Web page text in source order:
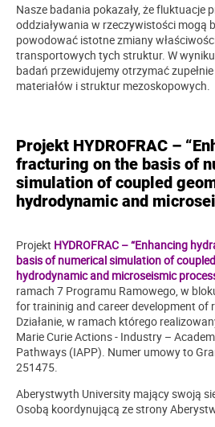
Nasze badania pokazały, że fluktuacje
oddziaływania w rzeczywistości mogą
powodować istotne zmiany
transportowych tych struktur. W
badań przewidujemy otrzymać
materiałów i struktur mezoskopowych.
Projekt HYDROFRAC –
fracturing on the basis of
simulation of coupled
hydrodynamic and
Projekt HYDROFRAC – “Enhancing
basis of numerical simulation of
hydrodynamic and microseismic
ramach 7 Programu Ramowego, w
for traininig and career development of
Działanie, w ramach którego
Marie Curie Actions - Industry –
Pathways (IAPP). Numer umowy to
251475.
Aberystwyth University mający swoją
Osobą koordynującą ze strony